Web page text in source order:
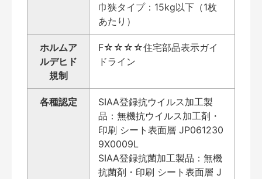
巾狭タイプ：15kg以下（1枚
あたり）
ホルムア
ルデヒド
規制
F☆☆☆☆住宅部品表示ガイ
ドライン
各種認定
SIAA登録抗ウイルス加工製
品：無機抗ウイルス加工剤・
印刷 シート表面層 JP061230
9X0009L
SIAA登録抗菌加工製品：無機
抗菌剤・印刷 シート表面層 J